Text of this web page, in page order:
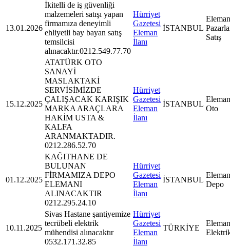
13.01.2026
İkitelli de iş güvenliği
malzemeleri satışı yapan
firmamıza deneyimli
ehliyetli bay bayan satış
temsilcisi
alınacaktır.0212.549.77.70
Hürriyet
Gazetesi
Eleman
İlanı
İSTANBUL
Satış
15.12.2025
ATATÜRK OTO
SANAYİ
MASLAKTAKİ
SERVİSİMİZDE
ÇALIŞACAK KARIŞIK
MARKA ARAÇLARA
HAKİM USTA &
KALFA
ARANMAKTADIR.
0212.286.52.70
Hürriyet
Gazetesi
Eleman
İlanı
İSTANBUL
Oto
01.12.2025
KAĞITHANE DE
BULUNAN
FİRMAMIZA DEPO
ELEMANI
ALINACAKTIR
0212.295.24.10
Hürriyet
Gazetesi
Eleman
İlanı
İSTANBUL
Depo
10.11.2025
Sivas Hastane şantiyemize
tecrübeli elektrik
mühendisi alınacaktır
0532.171.32.85
Hürriyet
Gazetesi
Eleman
İlanı
TÜRKİYE